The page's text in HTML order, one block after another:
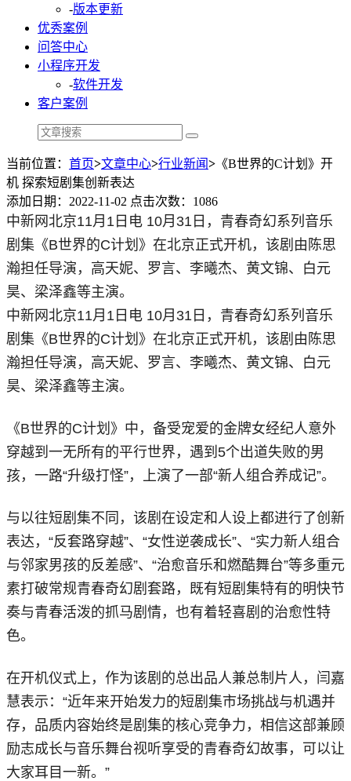
-版本更新
优秀案例
问答中心
小程序开发
-软件开发
客户案例
当前位置： 首页>文章中心>行业新闻> 《B世界的C计划》开
机 探索短剧集创新表达
添加日期：2022-11-02 点击次数：1086
中新网北京11月1日电 10月31日，青春奇幻系列音乐
剧集《B世界的C计划》在北京正式开机，该剧由陈思
瀚担任导演，高天妮、罗言、李曦杰、黄文锦、白元
昊、梁泽鑫等主演。
中新网北京11月1日电 10月31日，青春奇幻系列音乐
剧集《B世界的C计划》在北京正式开机，该剧由陈思
瀚担任导演，高天妮、罗言、李曦杰、黄文锦、白元
昊、梁泽鑫等主演。
《B世界的C计划》中，备受宠爱的金牌女经纪人意外
穿越到一无所有的平行世界，遇到5个出道失败的男
孩，一路“升级打怪”，上演了一部“新人组合养成记”。
与以往短剧集不同，该剧在设定和人设上都进行了创新
表达，“反套路穿越”、“女性逆袭成长”、“实力新人组合
与邻家男孩的反差感”、“治愈音乐和燃酷舞台”等多重元
素打破常规青春奇幻剧套路，既有短剧集特有的明快节
奏与青春活泼的抓马剧情，也有着轻喜剧的治愈性特
色。
在开机仪式上，作为该剧的总出品人兼总制片人，闫嘉
慧表示：“近年来开始发力的短剧集市场挑战与机遇并
存，品质内容始终是剧集的核心竞争力，相信这部兼顾
励志成长与音乐舞台视听享受的青春奇幻故事，可以让
大家耳目一新。”